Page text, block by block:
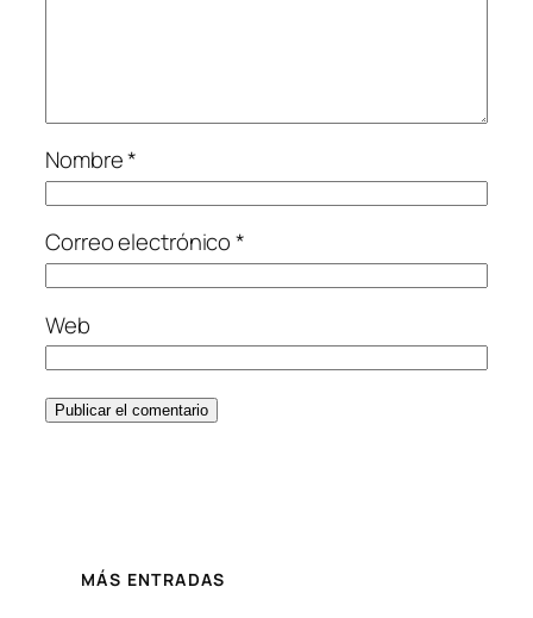
Nombre*
Correo electrónico*
Web
MÁS ENTRADAS